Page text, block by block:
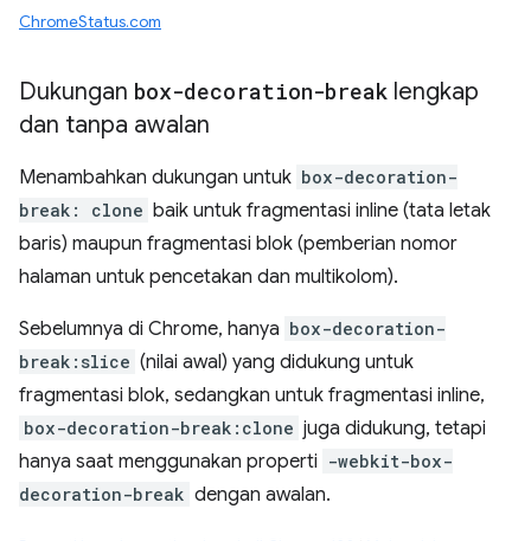
ChromeStatus.com
Dukungan box-decoration-break lengkap
dan tanpa awalan
Menambahkan dukungan untuk box-decoration-
break: clone baik untuk fragmentasi inline (tata letak
baris) maupun fragmentasi blok (pemberian nomor
halaman untuk pencetakan dan multikolom).
Sebelumnya di Chrome, hanya box-decoration-
break:slice (nilai awal) yang didukung untuk
fragmentasi blok, sedangkan untuk fragmentasi inline,
box-decoration-break:clone juga didukung, tetapi
hanya saat menggunakan properti -webkit-box-
decoration-break dengan awalan.